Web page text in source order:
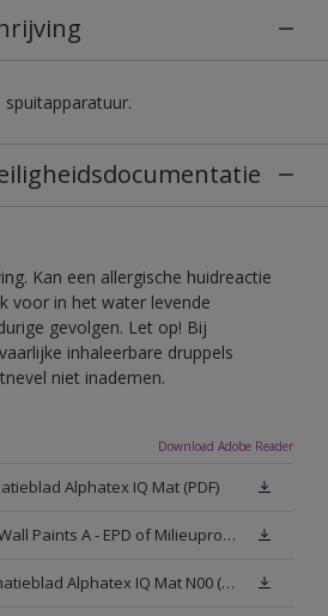
Kan een allergische huidreactie
voor in het water levende
gevolgen. Let op! Bij
inhaleerbare druppels
niet inademen.
Download Adobe Reader
Alphatex IQ Mat (PDF)
Sikkens Exterior Wall Paints A - EPD of Milieuproductverklaring
Veiligheidsinformatieblad Alphatex IQ Mat N00 (MSDS)